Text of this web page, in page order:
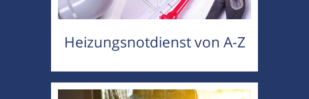
Heizungsnotdienst von A-Z